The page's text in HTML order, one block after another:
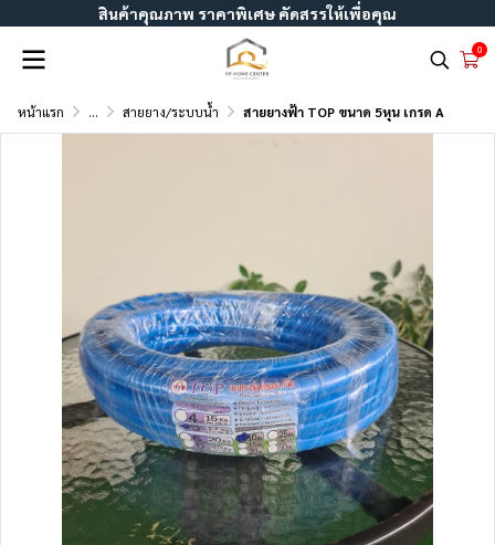
สินค้าคุณภาพ ราคาพิเศษ คัดสรรให้เพื่อคุณ
0
หน้าแรก ... สายยาง/ระบบน้ำ สายยางฟ้า TOP ขนาด 5หุน เกรด A